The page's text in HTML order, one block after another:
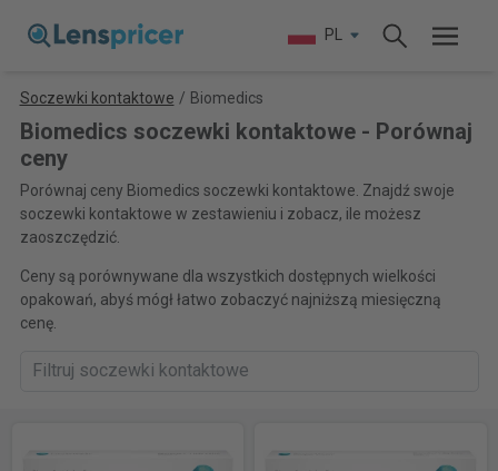
PL
Soczewki kontaktowe / Biomedics
Biomedics soczewki kontaktowe - Porównaj
ceny
Porównaj ceny Biomedics soczewki kontaktowe. Znajdź swoje
soczewki kontaktowe w zestawieniu i zobacz, ile możesz
zaoszczędzić.
Ceny są porównywane dla wszystkich dostępnych wielkości
opakowań, abyś mógł łatwo zobaczyć najniższą miesięczną
cenę.